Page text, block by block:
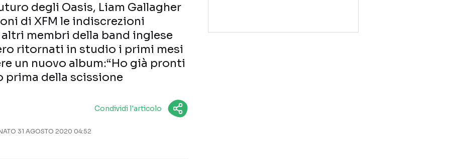
degli Oasis, Liam Gallagher
di XFM le indiscrezioni
membri della band inglese
ritornati in studio i primi mesi
un nuovo album:“Ho già pronti
della scissione
Condividi l'articolo
31 AGOSTO 2020 04:52